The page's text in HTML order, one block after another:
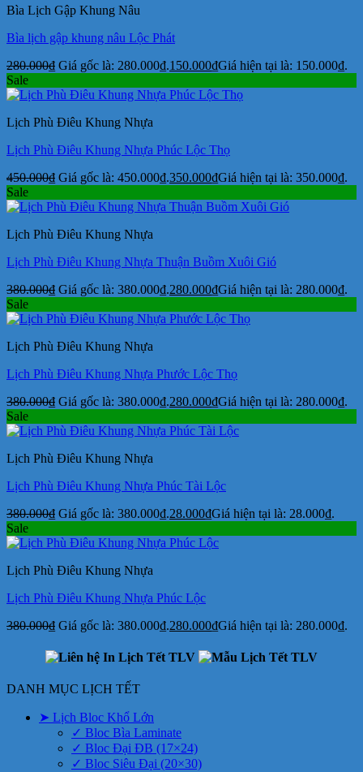
Bìa Lịch Gập Khung Nâu
Bìa lịch gập khung nâu Lộc Phát
280.000₫ Giá gốc là: 280.000₫.150.000₫Giá hiện tại là: 150.000₫.
Sale
Lịch Phù Điêu Khung Nhựa
Lịch Phù Điêu Khung Nhựa Phúc Lộc Thọ
450.000₫ Giá gốc là: 450.000₫.350.000₫Giá hiện tại là: 350.000₫.
Sale
Lịch Phù Điêu Khung Nhựa
Lịch Phù Điêu Khung Nhựa Thuận Buồm Xuôi Gió
380.000₫ Giá gốc là: 380.000₫.280.000₫Giá hiện tại là: 280.000₫.
Sale
Lịch Phù Điêu Khung Nhựa
Lịch Phù Điêu Khung Nhựa Phước Lộc Thọ
380.000₫ Giá gốc là: 380.000₫.280.000₫Giá hiện tại là: 280.000₫.
Sale
Lịch Phù Điêu Khung Nhựa
Lịch Phù Điêu Khung Nhựa Phúc Tài Lộc
380.000₫ Giá gốc là: 380.000₫.28.000₫Giá hiện tại là: 28.000₫.
Sale
Lịch Phù Điêu Khung Nhựa
Lịch Phù Điêu Khung Nhựa Phúc Lộc
380.000₫ Giá gốc là: 380.000₫.280.000₫Giá hiện tại là: 280.000₫.
DANH MỤC LỊCH TẾT
➤ Lịch Bloc Khổ Lớn
✓ Bloc Bìa Laminate
✓ Bloc Đại ĐB (17×24)
✓ Bloc Siêu Đại (20×30)